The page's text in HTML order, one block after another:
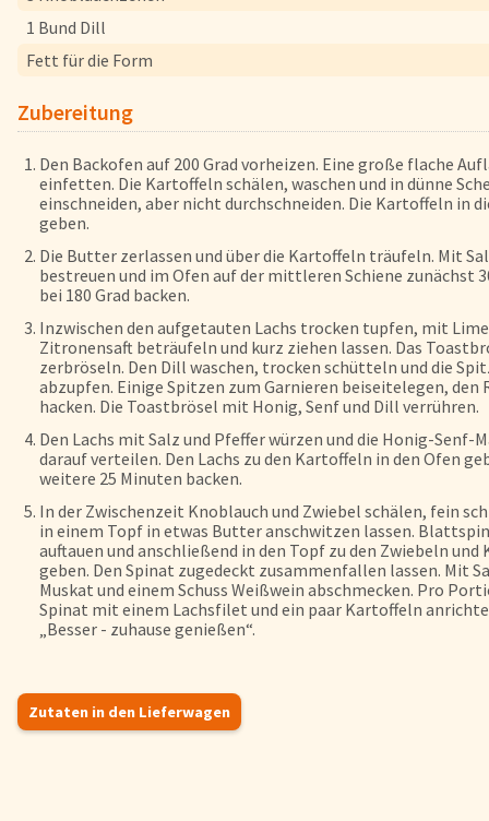
1 Bund Dill
Fett für die Form
Zubereitung
Den Backofen auf 200 Grad vorheizen. Eine große flache
einfetten. Die Kartoffeln schälen, waschen und in dünne
einschneiden, aber nicht durchschneiden. Die Kartoffeln in
geben.
Die Butter zerlassen und über die Kartoffeln träufeln. Mit
bestreuen und im Ofen auf der mittleren Schiene zunächst
bei 180 Grad backen.
Inzwischen den aufgetauten Lachs trocken tupfen, mit
Zitronensaft beträufeln und kurz ziehen lassen. Das
zerbröseln. Den Dill waschen, trocken schütteln und die
abzupfen. Einige Spitzen zum Garnieren beiseitelegen, den
hacken. Die Toastbrösel mit Honig, Senf und Dill verrühren.
Den Lachs mit Salz und Pfeffer würzen und die Honig-Senf-
darauf verteilen. Den Lachs zu den Kartoffeln in den Ofen
weitere 25 Minuten backen.
In der Zwischenzeit Knoblauch und Zwiebel schälen, fein
in einem Topf in etwas Butter anschwitzen lassen.
auftauen und anschließend in den Topf zu den Zwiebeln und
geben. Den Spinat zugedeckt zusammenfallen lassen. Mit
Muskat und einem Schuss Weißwein abschmecken. Pro
Spinat mit einem Lachsfilet und ein paar Kartoffeln
„Besser - zuhause genießen“.
Zutaten in den Lieferwagen